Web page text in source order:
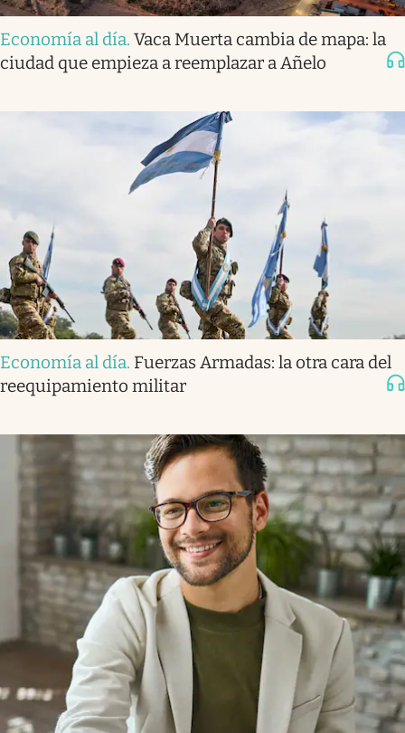
Economía al día. Vaca Muerta cambia de mapa: la
ciudad que empieza a reemplazar a Añelo
Economía al día. Fuerzas Armadas: la otra cara del
reequipamiento militar